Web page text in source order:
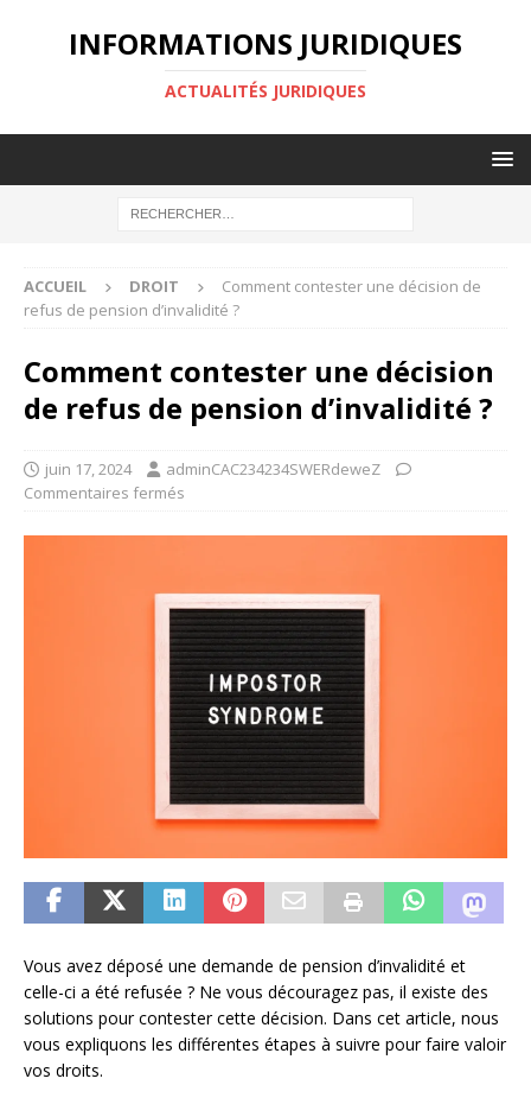
INFORMATIONS JURIDIQUES
ACTUALITÉS JURIDIQUES
ACCUEIL DROIT
Comment contester une décision de
refus de pension d’invalidité ?
Comment contester une décision
de refus de pension d’invalidité ?
juin 17, 2024
adminCAC234234SWERdeweZ
Commentaires fermés
Vous avez déposé une demande de pension d’invalidité et
celle-ci a été refusée ? Ne vous découragez pas, il existe des
solutions pour contester cette décision. Dans cet article, nous
vous expliquons les différentes étapes à suivre pour faire valoir
vos droits.